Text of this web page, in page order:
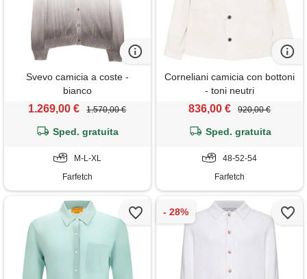
Svevo camicia a coste -
bianco
1.269,00 € 1.570,00 €
Sped. gratuita
M-L-XL
Farfetch
Corneliani camicia con bottoni
- toni neutri
836,00 € 920,00 €
Sped. gratuita
48-52-54
Farfetch